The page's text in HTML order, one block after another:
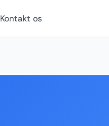
Kontakt os